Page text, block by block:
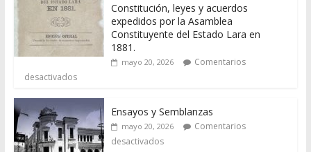
Constitución, leyes y acuerdos
expedidos por la Asamblea
Constituyente del Estado Lara en
1881.
mayo 20, 2026
Comentarios
desactivados
Ensayos y Semblanzas
mayo 20, 2026
Comentarios
desactivados